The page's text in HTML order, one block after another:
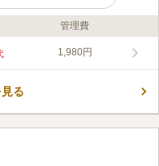
広島市のお墓です。 国道41号
で建立や宗教に対する厳しい
。
管理費
1,980円
る